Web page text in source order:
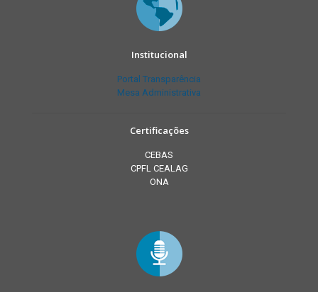
Institucional
Portal Transparência
Mesa Administrativa
Certificações
CEBAS
CPFL CEALAG
ONA